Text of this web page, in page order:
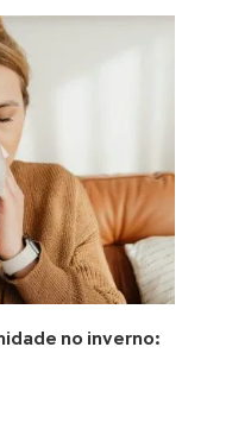
no inverno: